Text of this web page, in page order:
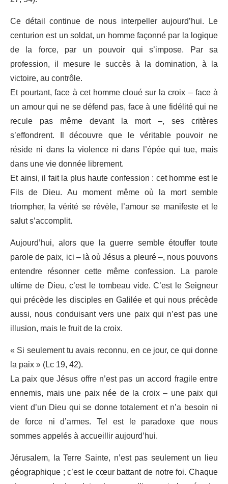
Ce détail continue de nous interpeller aujourd’hui. Le
centurion est un soldat, un homme façonné par la logique
de la force, par un pouvoir qui s’impose. Par sa
profession, il mesure le succès à la domination, à la
victoire, au contrôle.
Et pourtant, face à cet homme cloué sur la croix – face à
un amour qui ne se défend pas, face à une fidélité qui ne
recule pas même devant la mort –, ses critères
s’effondrent. Il découvre que le véritable pouvoir ne
réside ni dans la violence ni dans l’épée qui tue, mais
dans une vie donnée librement.
Et ainsi, il fait la plus haute confession : cet homme est le
Fils de Dieu. Au moment même où la mort semble
triompher, la vérité se révèle, l’amour se manifeste et le
salut s’accomplit.
Aujourd’hui, alors que la guerre semble étouffer toute
parole de paix, ici – là où Jésus a pleuré –, nous pouvons
entendre résonner cette même confession. La parole
ultime de Dieu, c’est le tombeau vide. C’est le Seigneur
qui précède les disciples en Galilée et qui nous précède
aussi, nous conduisant vers une paix qui n’est pas une
illusion, mais le fruit de la croix.
« Si seulement tu avais reconnu, en ce jour, ce qui donne
la paix » (Lc 19, 42).
La paix que Jésus offre n’est pas un accord fragile entre
ennemis, mais une paix née de la croix – une paix qui
vient d’un Dieu qui se donne totalement et n’a besoin ni
de force ni d’armes. Tel est le paradoxe que nous
sommes appelés à accueillir aujourd’hui.
Jérusalem, la Terre Sainte, n’est pas seulement un lieu
géographique ; c’est le cœur battant de notre foi. Chaque